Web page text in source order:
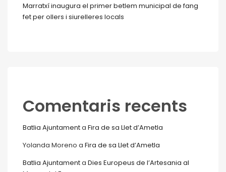
Marratxí inaugura el primer betlem municipal de fang
fet per ollers i siurelleres locals
Comentaris recents
Batlia Ajuntamenta Fira de sa Llet d’Ametla
Yolanda Moreno a Fira de sa Llet d’Ametla
Batlia Ajuntamenta Dies Europeus de l’Artesania al